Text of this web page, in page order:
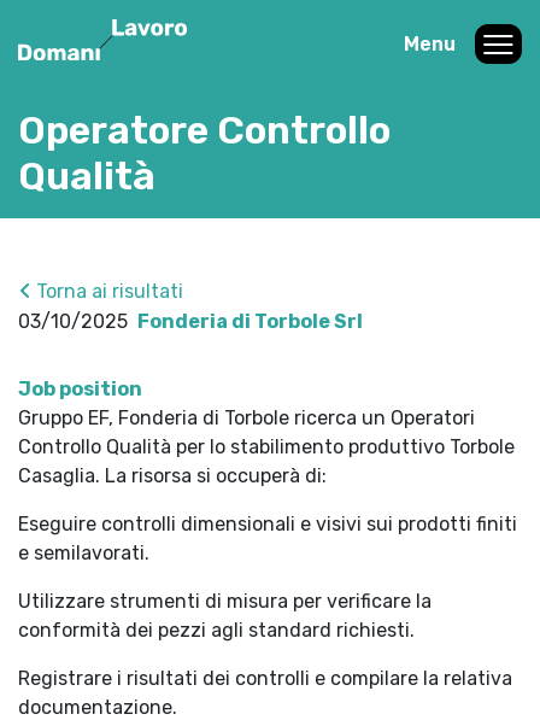
Menu
Operatore Controllo
Qualità
Torna ai risultati
03/10/2025 Fonderia di Torbole Srl
Job position
Gruppo EF, Fonderia di Torbole ricerca un Operatori
Controllo Qualità per lo stabilimento produttivo Torbole
Casaglia. La risorsa si occuperà di:
Eseguire controlli dimensionali e visivi sui prodotti finiti
e semilavorati.
Utilizzare strumenti di misura per verificare la
conformità dei pezzi agli standard richiesti.
Registrare i risultati dei controlli e compilare la relativa
documentazione.